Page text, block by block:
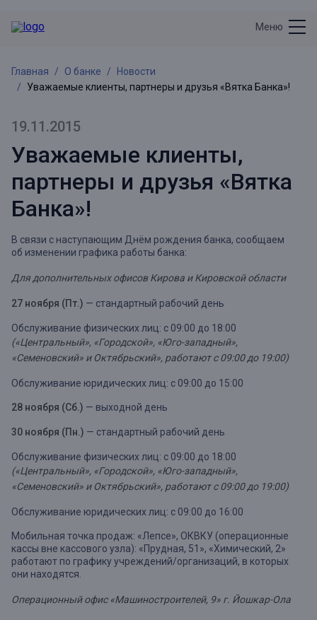
Меню
Главная О банке
Новости
Уважаемые клиенты, партнеры и друзья «Вятка Банка»!
19.11.2015
Уважаемые клиенты,
партнеры и друзья «Вятка
Банка»!
В связи с наступающим Днём рождения банка, сообщаем
об изменении графика работы банка:
Для дополнительных офисов Кирова и Кировской области
27 ноября (Пт.) — стандартный рабочий день
Обслуживание физических лиц: с 09:00 до 18:00
(«Центральный», «Городской», «Юго-западный»,
«Семеновский» и Октябрьский», работают с 09:00 до 19:00)
Обслуживание юридических лиц: с 09:00 до 15:00
28 ноября (Сб.) — выходной день
30 ноября (Пн.) — стандартный рабочий день
Обслуживание физических лиц: с 09:00 до 18:00
(«Центральный», «Городской», «Юго-западный»,
«Семеновский» и Октябрьский», работают с 09:00 до 19:00)
Обслуживание юридических лиц: с 09:00 до 16:00
Мобильная точка продаж: «Лепсе», ОКВКУ (операционные
кассы вне кассового узла): «Прудная, 51», «Химический, 2»
работают по графику учреждений/организаций, в которых
они находятся.
Операционный офис «Машиностроителей, 9» г. Йошкар-Ола